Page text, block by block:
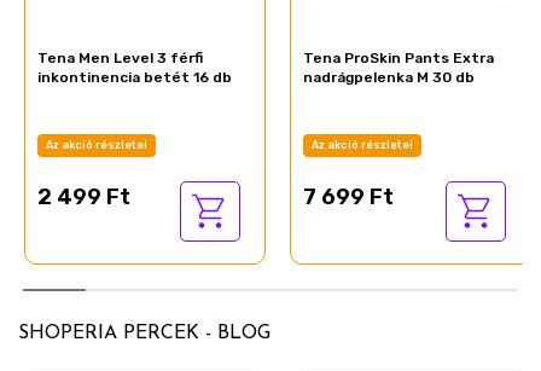
Tena Men Level 3 férfi
inkontinencia betét 16 db
Az akció részletei
2 499 Ft
Tena ProSkin Pants Extra
nadrágpelenka M 30 db
Az akció részletei
7 699 Ft
SHOPERIA PERCEK - BLOG